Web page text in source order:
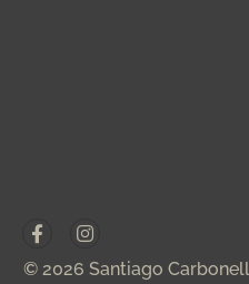
© 2026 Santiago